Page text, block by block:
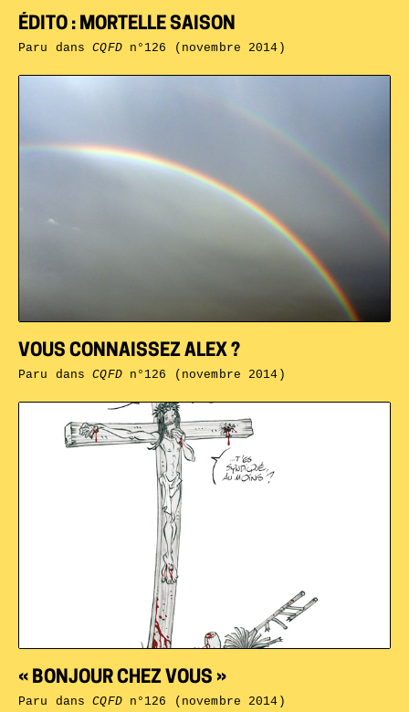
« BONJOUR CHEZ VOUS »
Paru dansCQFDn°126 (novembre 2014)
VOUS CONNAISSEZ ALEX ?
Paru dansCQFDn°126 (novembre 2014)
ÉDITO : MORTELLE SAISON
Paru dansCQFDn°126 (novembre 2014)